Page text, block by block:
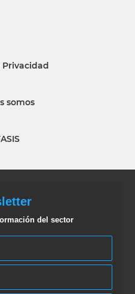
somos
del sector